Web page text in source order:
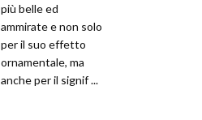
più belle ed
ammirate e non solo
per il suo effetto
ornamentale, ma
anche per il signif ...